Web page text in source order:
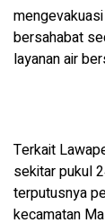
bersahabat
layanan air
Terkait
sekitar pukul
terputusnya
kecamatan